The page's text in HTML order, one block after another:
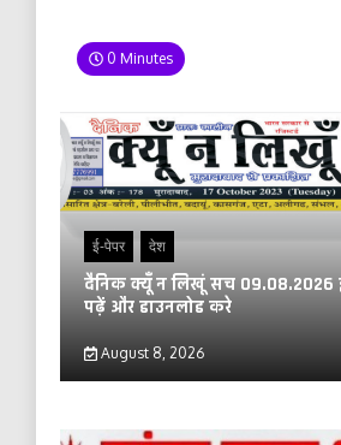
0 Minutes
ई-पेपर देश
दैनिक क्यूँ न लिखूं सच 09.08.2026
पढ़ें और डाउनलोड करे
August 8, 2026